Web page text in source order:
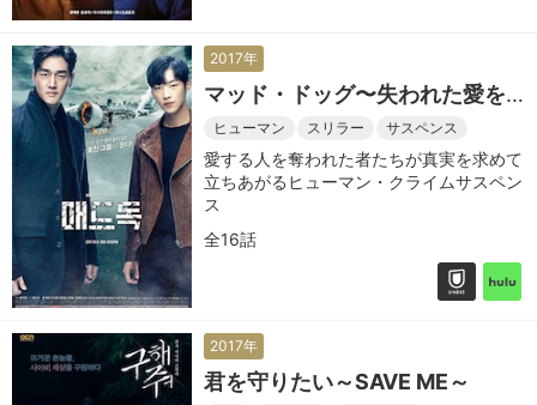
2017年
マッド・ドッグ〜失われた愛を
求めて〜
ヒューマン スリラー サスペンス
愛する人を奪われた者たちが真実を求めて
立ちあがるヒューマン・クライムサスペン
ス
全16話
2017年
君を守りたい～SAVE ME～